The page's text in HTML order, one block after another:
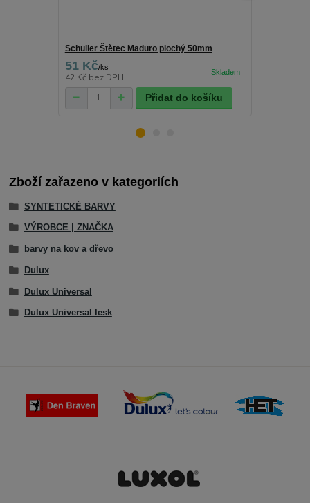
Schuller Štětec Maduro plochý 50mm
51 Kč/ks
42 Kč bez DPH
Přidat do košíku
Zboží zařazeno v kategoriích
SYNTETICKÉ BARVY
VÝROBCE | ZNAČKA
barvy na kov a dřevo
Dulux
Dulux Universal
Dulux Universal lesk